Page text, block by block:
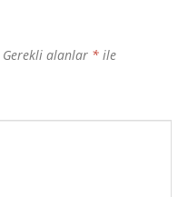
Gerekli alanlar *ile